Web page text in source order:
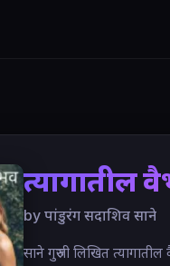
त्यागातील
by पांडुरंग सदाशिव साने
साने गुरुजी लिखित